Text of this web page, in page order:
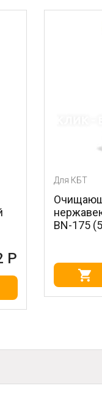
спрей для
стали BON
(500 мл)
В КОРЗИНУ